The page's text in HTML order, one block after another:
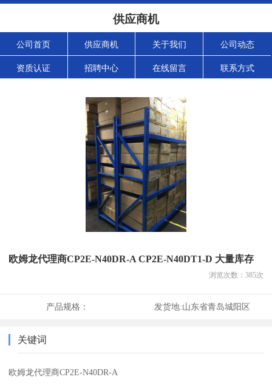
供应商机
公司首页 供应商机 关于我们 公司动态
资质认证 招聘中心 在线留言 联系方式
欧姆龙代理商CP2E-N40DR-A CP2E-N40DT1-D 大量库存
浏览次数： 385次
产品规格： 发货地:山东省青岛城阳区
关键词
欧姆龙代理商CP2E-N40DR-A